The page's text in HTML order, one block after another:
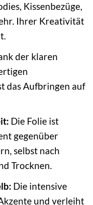
Kissenbezüge,
Ihrer Kreativität
der klaren
das Aufbringen auf
Die Folie ist
gegenüber
selbst nach
Trocknen.
Die intensive
und verleiht